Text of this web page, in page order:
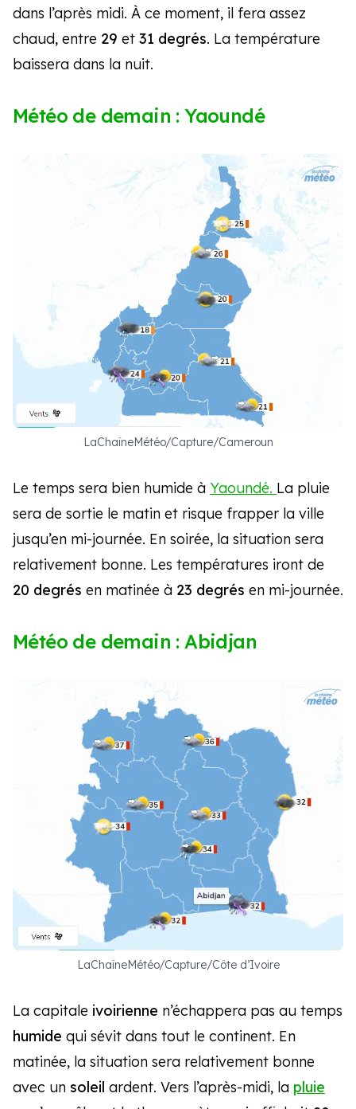
dans l’après midi. À ce moment, il fera assez
chaud, entre 29 et 31 degrés. La température
baissera dans la nuit.
Météo de demain : Yaoundé
LaChaîneMétéo/Capture/Cameroun
Le temps sera bien humide à Yaoundé. La pluie
sera de sortie le matin et risque frapper la ville
jusqu’en mi-journée. En soirée, la situation sera
relativement bonne. Les températures iront de
20 degrés en matinée à 23 degrés en mi-journée.
Météo de demain : Abidjan
LaChaîneMétéo/Capture/Côte d’Ivoire
La capitale ivoirienne n’échappera pas au temps
humide qui sévit dans tout le continent. En
matinée, la situation sera relativement bonne
avec un soleil ardent. Vers l’après-midi, la pluie